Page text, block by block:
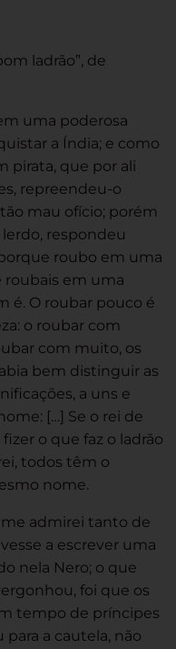
ladrão”, de
uma poderosa
a Índia; e como
pirata, que por ali
repreendeu-o
mau ofício; porém
respondeu
roubo em uma
roubais em uma
é. O roubar pouco é
o roubar com
com muito, os
bem distinguir as
a uns e
[…] Se o rei de
o que faz o ladrão
todos têm o
nome.
me admirei tanto de
a escrever uma
nela Nero; o que
foi que os
tempo de príncipes
para a cautela, não